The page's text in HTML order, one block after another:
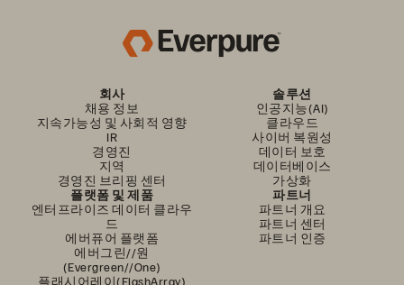
회사
채용 정보
지속가능성 및 사회적 영향
IR
경영진
지역
경영진 브리핑 센터
솔루션
인공지능(AI)
클라우드
사이버 복원성
데이터 보호
데이터베이스
가상화
플랫폼 및 제품
엔터프라이즈 데이터 클라우
드
에버퓨어 플랫폼
에버그린//원
(Evergreen//One)
플래시어레이(FlashArray)
파트너
파트너 개요
파트너 센터
파트너 인증